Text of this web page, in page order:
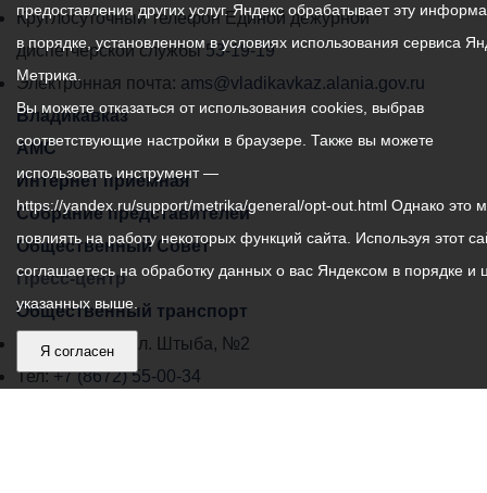
местного
самоуправления
города
Владикавказ:
Круглосуточный телефон Единой дежурной
диспетчерской службы53-19-19
Электронная почта: ams@vladikavkaz.alania.gov.ru
Владикавказ
АМС
Интернет приемная
Собрание представителей
Общественный Совет
Пресс-центр
Общественный транспорт
Владикавказ, пл. Штыба, №2
Тел:+7 (8672) 55-00-34
предоставления других услуг. Яндекс обрабатывает эту
в порядке, установленном в условиях использования сервиса
Метрика.
Вы можете отказаться от использования cookies, выбрав
соответствующие настройки в браузере. Также вы можете
использовать инструмент —
https://yandex.ru/support/metrika/general/opt-out.html Однако это
повлиять на работу некоторых функций сайта. Используя этот
соглашаетесь на обработку данных о вас Яндексом в порядке и
указанных выше.
Я согласен